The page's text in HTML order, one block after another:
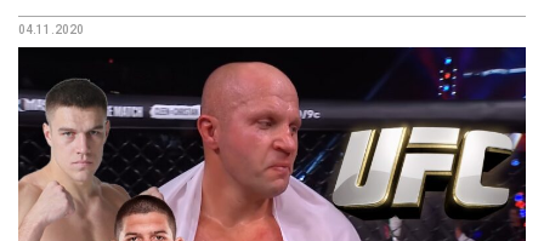
04.11.2020